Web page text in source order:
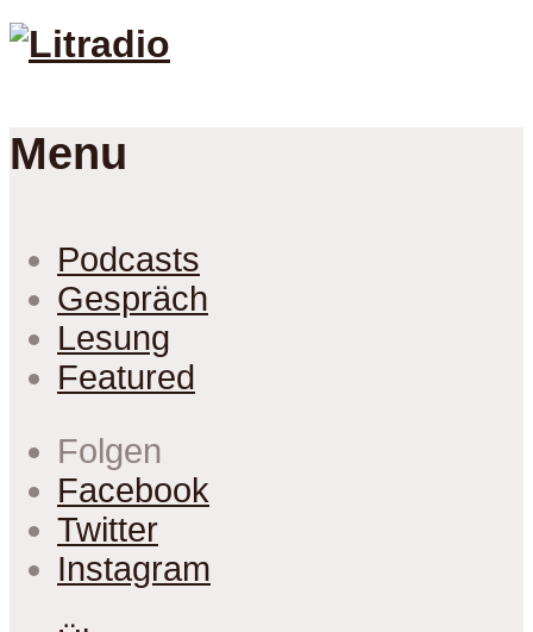
Menu
Podcasts
Gespräch
Lesung
Featured
Folgen
Facebook
Twitter
Instagram